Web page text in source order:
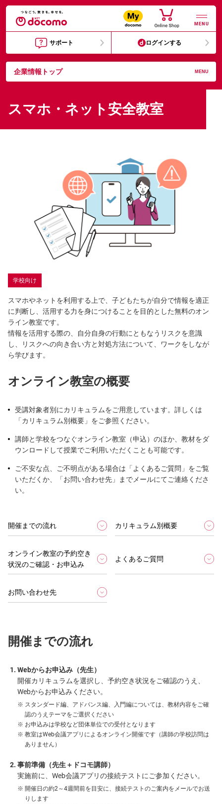
MENU
サポート ログインする
企業情報トップ MENU
スマホ・ネット安全教室
学校向け
スマホやネットを利用する上で、子どもたちが自分で情報を適正
に判断し、活用する力を身につけることを目的とした無料のオン
ライン教室です。
情報を活用する際の、自分自身の行動にともなうリスクを意識
し、リスクへの向き合い方と対処方法について、ワークをしなが
ら学びます。
オンライン教室の概要
受講対象者別にカリキュラムをご用意しています。詳しくは
「カリキュラム別概要」をご参照ください。
講師と学校をつなぐオンライン教室（申込）のほか、教材をダ
ウンロードして授業でご利用いただくことも可能です。
ご不安な点、ご不明点がある場合は「よくあるご質問」をご覧
いただくか、「お問い合わせ先」までメールにてご連絡くださ
い。
開催までの流れ カリキュラム別概要
オンライン教室の予約空き
状況のご確認・お申込み
よくあるご質問
お問い合わせ先
開催までの流れ
Webからお申込み（先生）
開催カリキュラムを選択し、予約空き状況をご確認のうえ、
Webからお申込みください。
スタンダード編、アドバンス編、入門編については、教材内容をご確
認のうえテーマをご選択ください
お申込みは学校など団体単位での受付となります
教室はWeb会議アプリによるオンライン開催です（講師の学校訪問は
ありません）
事前準備（先生＋ドコモ講師）
実施前に、Web会議アプリの接続テストにご参加ください。
開催日の約2～4週間前を目安に、接続テストのご案内をメールでお送
りします